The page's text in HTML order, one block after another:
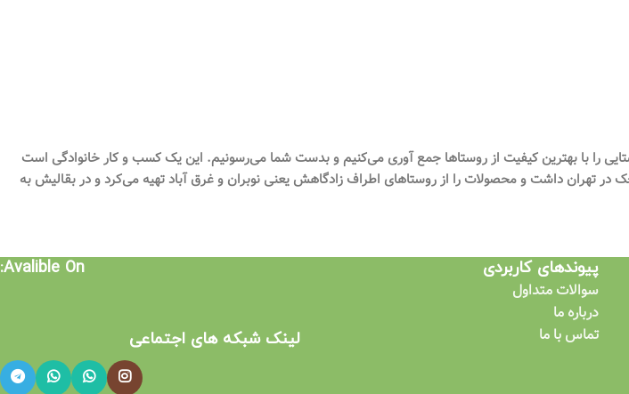
را با بهترین کیفیت از روستاها جمع آوری می‌کنیم و بدست شما می‌رسونیم. این یک کسب و کار خانوادگی است
داشت و محصولات را از روستاهای اطراف زادگاهش یعنی نوبران و غرق آباد تهیه می‌کرد و در بقالیش به
پیوندهای کاربردی​
سوالات متداول
درباره ما
تماس با ما
Avalible On:
لینک شبکه های اجتماعی​